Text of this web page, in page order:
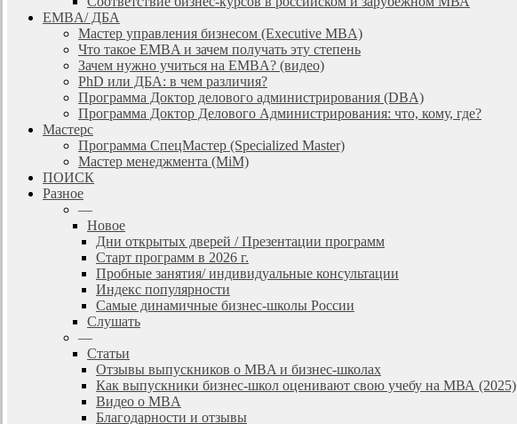
EMBA/ ДБA
Мастер управления бизнесом (Executive MBA)
Что такое EMBA и зачем получать эту степень
Зачем нужно учиться на EMBA? (видео)
PhD или ДБА: в чем различия?
Программа Доктор делового администрирования (DBА)
Программа Доктор Делового Администрирования: что, кому, где?
Мастерс
Программа СпецМастер (Specialized Master)
Мастер менеджмента (MiM)
ПОИСК
Разное
—
Новое
Дни открытых дверей / Презентации программ
Старт программ в 2026 г.
Пробные занятия/ индивидуальные консультации
Индекс популярности
Самые динамичные бизнес-школы России
Слушать
—
Статьи
Отзывы выпускников о MBA и бизнес-школах
Как выпускники бизнес-школ оценивают свою учебу на МВА (2025)
Видео о MBA
Благодарности и отзывы